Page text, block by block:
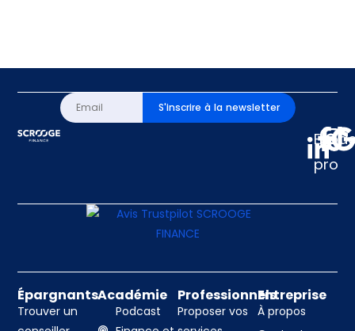
S'inscrire à la newsletter
pro
Épargnants
Trouver un
Académie
Podcast
Professionnels
Proposer vos
Entreprise
À propos